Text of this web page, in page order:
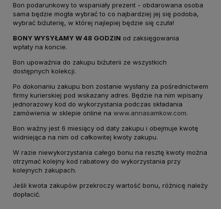
Bon podarunkowy to wspaniały prezent - obdarowana osoba
sama będzie mogła wybrać to co najbardziej jej się podoba,
wybrać biżuterię, w której najlepiej będzie się czuła!
BONY WYSYŁAMY W 48 GODZIN od zaksięgowania
wpłaty na koncie.
Bon upoważnia do zakupu biżuterii ze wszystkich
dostępnych kolekcji.
Po dokonaniu zakupu bon zostanie wysłany za pośrednictwem
firmy kurierskiej pod wskazany adres. Będzie na nim wpisany
jednorazowy kod do wykorzystania podczas składania
zamówienia w sklepie online na www.annasamkow.com.
Bon ważny jest 6 miesiący od daty zakupu i obejmuje kwotę
widniejąca na nim od całkowitej kwoty zakupu.
W razie niewykorzystania całego bonu na resztę kwoty można
otrzymać kolejny kod rabatowy do wykorzystania przy
kolejnych zakupach.
Jeśli kwota zakupów przekroczy wartość bonu, różnicę należy
dopłacić.